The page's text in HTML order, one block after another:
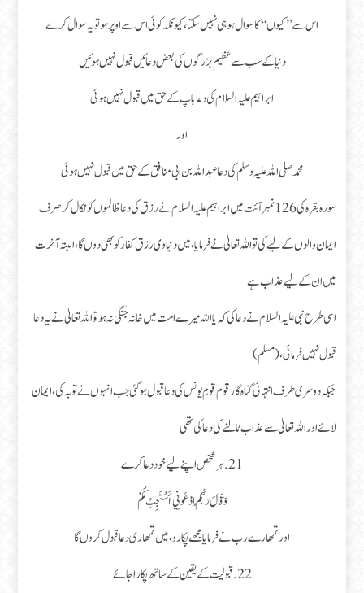
اس سے ’’کیوں‘‘ کا سوال ہو ہی نہیں سکتا، کیونکہ کوئی اس سے اوپر ہو تو یہ سوال کرے
دنیا کے سب سے عظیم بزرگوں کی بعض دعائیں قبول نہیں ہوئیں
ابراہیم علیہ السلام کی دعا باپ کے حق میں قبول نہیں ہوئی
اور
محمد صلی اللہ علیہ و سلم کی دعا عبداللہ بن ابی منافق کے حق میں قبول نہیں ہوئی
سورہ بقرہ کی 126 نمبر آئت میں ابراہیم علیہ السلام نے رزق کی دعا ظالموں کو نکال کر صرف
ایمان والوں کے لیے کی تو اللہ تعالیٰ نے فرمایا، میں دنیاوی رزق کفار کو بھی دوں گا، البتہ آخرت
میں ان کے لیے عذاب ہے
اسی طرح نبی علیہ السلام نے دعا کی کہ یا اللہ میرے امت میں خانہ جنگی نہ ہو تو اللہ تعالیٰ نے یہ دعا
قبول نہیں فرمائی، (مسلم)
جبکہ دوسری طرف انتہائی گناہ گار قوم قومِ یونس کی دعا قبول ہو گئی جب انہوں نے توبہ کی، ایمان
لائے اور اللہ تعالیٰ سے عذاب ٹالنے کی دعا کی تھی
21.ہر شخص اپنے لیے خود دعا کرے
وَقَالَ رَبُّكُمُ ادْعُونِي أَسْتَجِبْ لَكُمْ
اور تمھارے رب نے فرمایا مجھے پکارو، میں تمھاری دعا قبول کروں گا
22.قبولیت کے یقین کے ساتھ پکارا جائے